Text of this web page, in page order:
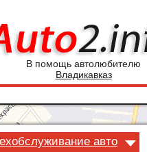
В помощь автолюбителю
Владикавказ
авто